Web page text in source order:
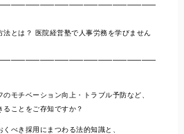
法とは？ 医院経営塾で人事労務を学びません
モチベーション向上・トラブル予防など、
ことをご存知ですか？
べき採用にまつわる法的知識と、